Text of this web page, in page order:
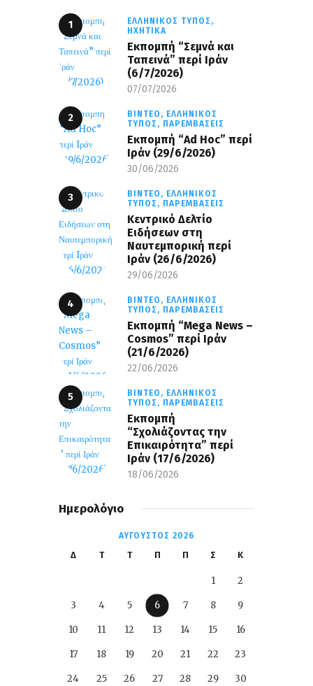
ΕΛΛΗΝΙΚΌΣ ΤΎΠΟΣ,
ΗΧΗΤΙΚΆ
Εκπομπή “Σεμνά και
Ταπεινά” περί Ιράν
(6/7/2026)
07/07/2026
ΒΊΝΤΕΟ, ΕΛΛΗΝΙΚΌΣ
ΤΎΠΟΣ, ΠΑΡΕΜΒΆΣΕΙΣ
Εκπομπή “Ad Hoc” περί
Iράν (29/6/2026)
30/06/2026
ΒΊΝΤΕΟ, ΕΛΛΗΝΙΚΌΣ
ΤΎΠΟΣ, ΠΑΡΕΜΒΆΣΕΙΣ
Κεντρικό Δελτίο
Ειδήσεων στη
Ναυτεμπορική περί
Iράν (26/6/2026)
29/06/2026
ΒΊΝΤΕΟ, ΕΛΛΗΝΙΚΌΣ
ΤΎΠΟΣ, ΠΑΡΕΜΒΆΣΕΙΣ
Eκπομπή “Mega News –
Cosmos” περί Ιράν
(21/6/2026)
22/06/2026
ΒΊΝΤΕΟ, ΕΛΛΗΝΙΚΌΣ
ΤΎΠΟΣ, ΠΑΡΕΜΒΆΣΕΙΣ
Εκπομπή
“Σχολιάζοντας την
Επικαιρότητα” περί
Ιράν (17/6/2026)
18/06/2026
Ημερολόγιο
ΑΎΓΟΥΣΤΟΣ 2026
Δ Τ Τ Π Π Σ Κ
1 2
3 4 5 6 7 8 9
10 11 12 13 14 15 16
17 18 19 20 21 22 23
24 25 26 27 28 29 30